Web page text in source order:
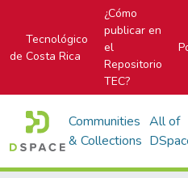
Tecnológico
de Costa Rica
¿Cómo
publicar en
el
Repositorio
TEC?
Communities
& Collections
All of